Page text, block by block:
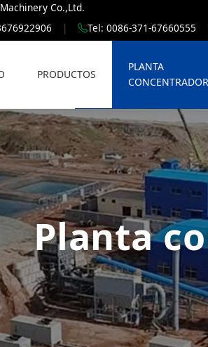
Co.,Ltd.
| Tel: 0086-371-67660555
PRODUCTOS
PLANTA
Planta